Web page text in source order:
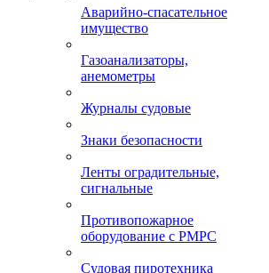
Аварийно-спасательное
имущество
Газоанализаторы,
анемометры
Журналы судовые
Знаки безопасности
Ленты оградительные,
сигнальные
Противопожарное
оборудование с РМРС
Судовая пиротехника